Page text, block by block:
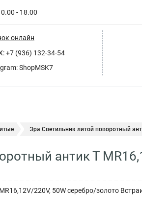
- 18.00
онлайн
+7 (936) 132-34-54
ShopMSK7
Эра Светильник литой поворотный
антик Т
220V, 50W серебро/золото